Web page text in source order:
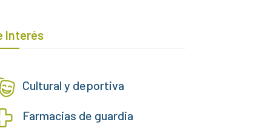
Interés
Cultural y deportiva
Farmacias de guardia